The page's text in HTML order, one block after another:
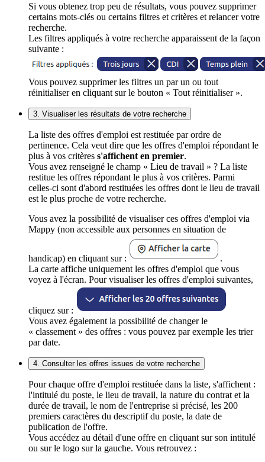
Si vous obtenez trop peu de résultats, vous pouvez supprimer
certains mots-clés ou certains filtres et critères et relancer votre
recherche.
Les filtres appliqués à votre recherche apparaissent de la façon
suivante :
Vous pouvez supprimer les filtres un par un ou tout
réinitialiser en cliquant sur le bouton « Tout réinitialiser ».
3. Visualiser les résultats de votre recherche
La liste des offres d'emploi est restituée par ordre de
pertinence. Cela veut dire que les offres d'emploi répondant le
plus à vos critères s'affichent en premier.
Vous avez renseigné le champ « Lieu de travail » ? La liste
restitue les offres répondant le plus à vos critères. Parmi
celles-ci sont d'abord restituées les offres dont le lieu de travail
est le plus proche de votre recherche.
Vous avez la possibilité de visualiser ces offres d'emploi via
Mappy (non accessible aux personnes en situation de
handicap) en cliquant sur :
.
La carte affiche uniquement les offres d'emploi que vous
voyez à l'écran. Pour visualiser les offres d'emploi suivantes,
cliquez sur :
Vous avez également la possibilité de changer le
« classement » des offres : vous pouvez par exemple les trier
par date.
4. Consulter les offres issues de votre recherche
Pour chaque offre d'emploi restituée dans la liste, s'affichent :
l'intitulé du poste, le lieu de travail, la nature du contrat et la
durée de travail, le nom de l'entreprise si précisé, les 200
premiers caractères du descriptif du poste, la date de
publication de l'offre.
Vous accédez au détail d'une offre en cliquant sur son intitulé
ou sur le logo sur la gauche. Vous retrouvez :